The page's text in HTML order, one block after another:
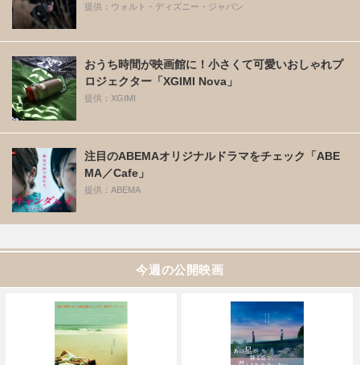
提供：ウォルト・ディズニー・ジャパン
おうち時間が映画館に！小さくて可愛いおしゃれプ
ロジェクター「XGIMI Nova」
提供：XGIMI
注目のABEMAオリジナルドラマをチェック「ABE
MA／Cafe」
提供：ABEMA
今週の公開映画